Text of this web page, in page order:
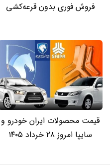
فروش فوری بدون قرعه‌کشی
قیمت محصولات ایران خودرو و
سایپا امروز ۲۸ خرداد ۱۴۰۵